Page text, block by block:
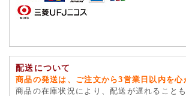
配送について
商品の発送は、ご注文から3営業日以内を心
商品の在庫状況により、配送が遅れること